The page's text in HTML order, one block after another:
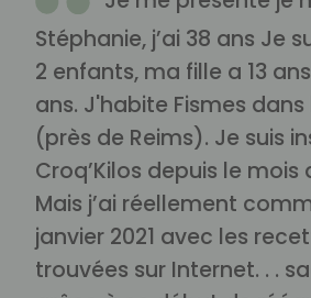
Stéphanie, j’ai 38 ans Je
2 enfants, ma fille a 13
ans. J'habite Fismes dans
(près de Reims). Je suis
Croq’Kilos depuis le mois
Mais j’ai réellement
janvier 2021 avec les
trouvées sur Internet. . .